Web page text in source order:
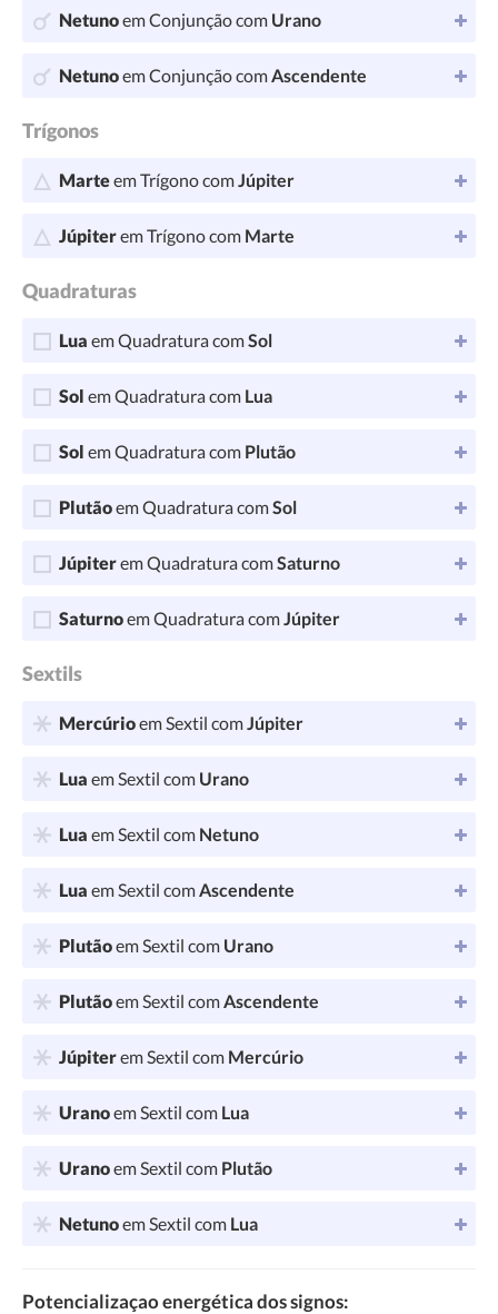
Netunoem Conjunção com Urano
Netunoem Conjunção comAscendente
Trígonos
Marteem Trígono comJúpiter
Júpiterem Trígono com Marte
Quadraturas
Lua em Quadratura comSol
Sol em Quadratura com Lua
Sol em Quadratura com Plutão
Plutãoem Quadratura comSol
Júpiterem Quadratura comSaturno
Saturnoem Quadratura comJúpiter
Sextils
Mercúrioem Sextil comJúpiter
Lua em Sextil com Urano
Lua em Sextil com Netuno
Lua em Sextil comAscendente
Plutãoem Sextil com Urano
Plutãoem Sextil comAscendente
Júpiterem Sextil com Mercúrio
Uranoem Sextil com Lua
Uranoem Sextil com Plutão
Netunoem Sextil com Lua
Potencializaçao energética dos signos: